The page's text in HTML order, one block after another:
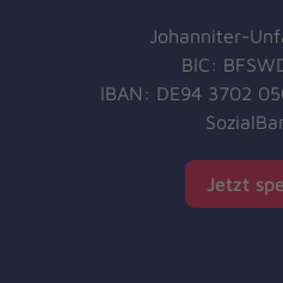
Johanniter-
BIC:
IBAN: DE94 3702
Jetzt